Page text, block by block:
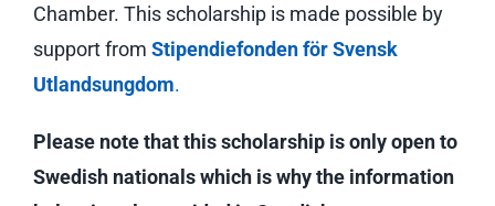
Chamber. This scholarship is made possible by
support from Stipendiefonden för Svensk
Utlandsungdom.
Please note that this scholarship is only open to
Swedish nationals which is why the information